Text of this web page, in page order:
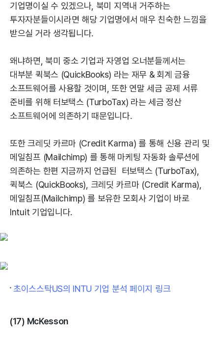
기업명이실 수 있겠으나, 북미 지역내 거주하는
투자자분들이시라면 해당 기업명에서 매우 친숙한 느낌을
받으실 거라 생각됩니다.
왜냐하면, 북미 중소 기업과 자영업 오너분들께서는
대부분 퀵북스 (QuickBooks) 라는 재무 & 회계 금융
소프트웨어를 사용할 것이며, 또한 연말 세금 공제 서류
준비를 위해 터보택스 (TurboTax) 라는 세금 정산
소프트웨어에 의존하기 때문입니다.
또한 크레딧 카르마 (Credit Karma) 를 통해 신용 관리 및
메일침프 (Mailchimp) 를 통해 마케팅 자동화 솔루션에
의존하는 한편 지금까지 언급된 터보택스 (TurboTax),
퀵북스 (QuickBooks), 크레딧 카르마 (Credit Karma),
메일침프(Mailchimp) 를 보유한 모회사 기업이 바로
Intuit 기업입니다.
초이스스탁US의 INTU 기업 분석 페이지 링크
(17) McKesson